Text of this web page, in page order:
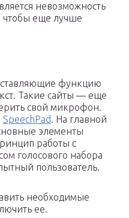
невозможность
чтобы еще лучше
функцию
Такие сайты — еще
свой микрофон.
SpeechPad. На главной
элементы
работы с
голосового набора
пользователь.
необходимые
ее.